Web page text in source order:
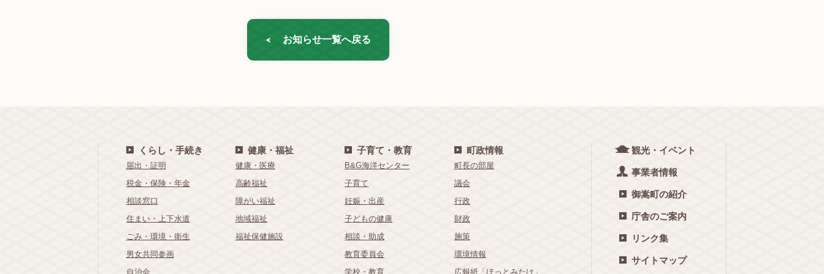
お知らせ一覧へ戻る
くらし・手続き
届出・証明
税金・保険・年金
相談窓口
住まい・上下水道
ごみ・環境・衛生
男女共同参画
自治会
健康・福祉
健康・医療
高齢福祉
障がい福祉
地域福祉
福祉保健施設
子育て・教育
B&G海洋センター
子育て
妊娠・出産
子どもの健康
相談・助成
教育委員会
学校・教育
町政情報
町長の部屋
議会
行政
財政
施策
環境情報
広報紙「ほっとみたけ」
観光・イベント
事業者情報
御嵩町の紹介
庁舎のご案内
リンク集
サイトマップ